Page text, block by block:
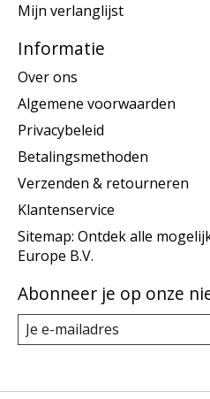
Mijn verlanglijst
Informatie
Over ons
Algemene voorwaarden
Privacybeleid
Betalingsmethoden
Verzenden & retourneren
Klantenservice
Sitemap: Ontdek alle
Europe B.V.
Abonneer je op onze